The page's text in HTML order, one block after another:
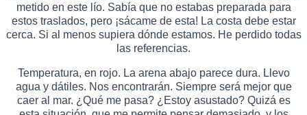
metido en este lío. Sabía que no estabas preparada para
estos traslados, pero ¡sácame de esta! La costa debe estar
cerca. Si al menos supiera dónde estamos. He perdido todas
las referencias.
Temperatura, en rojo. La arena abajo parece dura. Llevo
agua y dátiles. Nos encontrarán. Siempre será mejor que
caer al mar. ¿Qué me pasa? ¿Estoy asustado? Quizá es